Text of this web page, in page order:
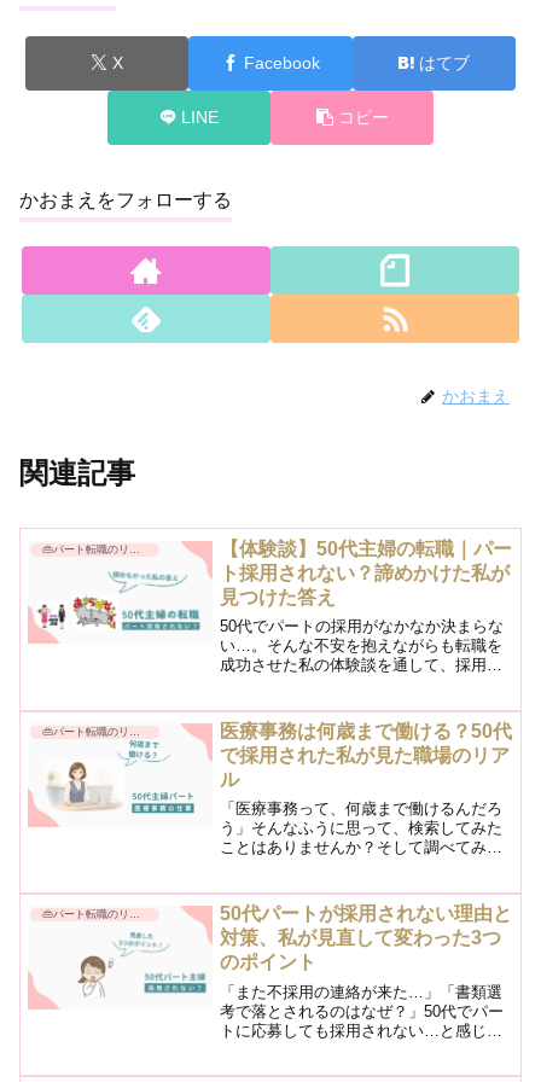
X Facebook はてブ
LINE コピー
かおまえをフォローする
かおまえ
関連記事
【体験談】50代主婦の転職｜パー
ト採用されない？諦めかけた私が
見つけた答え
50代でパートの採用がなかなか決まらな
い…。そんな不安を抱えながらも転職を
成功させた私の体験談を通して、採用さ
医療事務は何歳まで働ける？50代
で採用された私が見た職場のリア
ル
「医療事務って、何歳まで働けるんだろ
う」そんなふうに思って、検索してみた
ことはありませんか？そして調べてみ
言葉が並びます。50代の未経験ではどこ
も採用してもらえない、応...
👜パート転職のリアル
50代パートが採用されない理由と
対策、私が見直して変わった3つ
のポイント
「また不採用の連絡が来た…」「書類選
考で落とされるのはなぜ？」50代でパー
トに応募しても採用されない…と感じて